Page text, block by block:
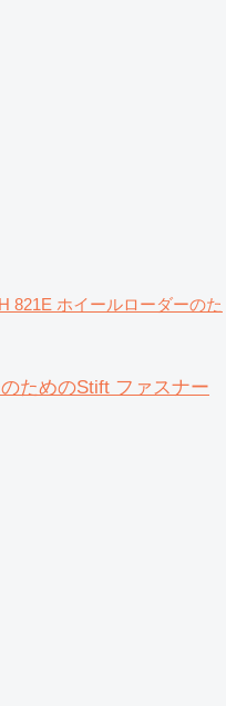
821E ホイールローダーのた
ためのStift ファスナー